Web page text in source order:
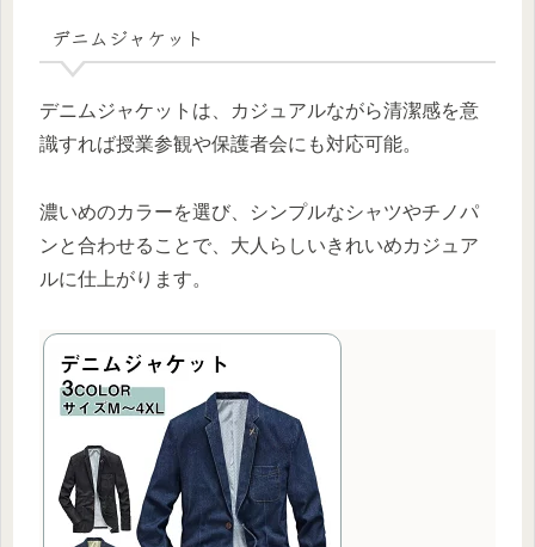
デニムジャケット
デニムジャケットは、カジュアルながら清潔感を意
識すれば授業参観や保護者会にも対応可能。
濃いめのカラーを選び、シンプルなシャツやチノパ
ンと合わせることで、大人らしいきれいめカジュア
ルに仕上がります。